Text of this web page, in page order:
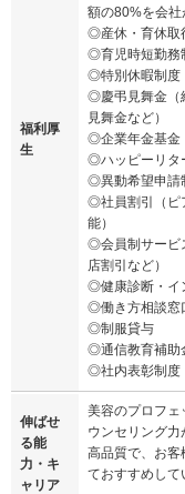
福利厚
生
額の80%を会社
◎産休・育休取
◎育児時短勤務
◎特別休暇制度
◎慶弔見舞金（
見舞金など）
◎企業年金基金
◎ハッピーリタ
◎異動希望申請
◎社員割引（ピ
能）
◎会員制サービ
店割引など）
◎健康診断・イ
◎働き方相談窓
◎制服貸与
◎通信教育補助
◎社内表彰制度
伸ばせ
る能
力・キ
ャリア
美容のプロフェ
ウンセリング力
高品質で、お客
ておすすめして